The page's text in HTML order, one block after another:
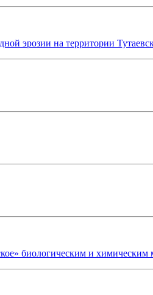
эрозии на территории
биологическим и химическим